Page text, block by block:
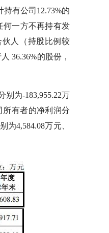
有公司12.73%的
何一方不再持有发
人（持股比例较
36.36%的股份，
别为-183,955.22万
所有者的净利润分
为4,584.08万元、